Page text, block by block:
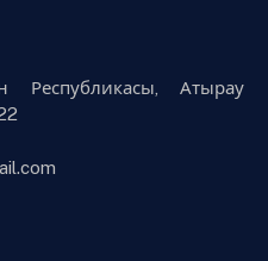
Республикасы, Атырау